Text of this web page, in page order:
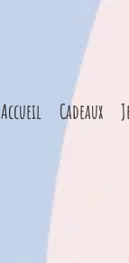
Accueil Cadeaux